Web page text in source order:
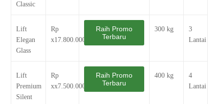
Classic
Lift
Elegan
Glass
Rp
x17.800.000
Raih Promo
Terbaru
300 kg
3
Lantai
Lift
Premium
Silent
Rp
xx7.500.000
Raih Promo
Terbaru
400 kg
4
Lantai